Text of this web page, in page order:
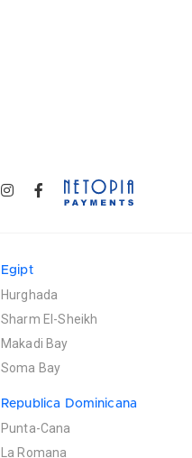
Egipt
Hurghada
Sharm El-Sheikh
Makadi Bay
Soma Bay
Republica Dominicana
Punta-Cana
La Romana